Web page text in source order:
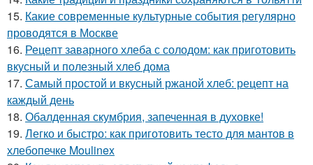
15. Какие современные культурные события регулярно
проводятся в Москве
16. Рецепт заварного хлеба с солодом: как приготовить
вкусный и полезный хлеб дома
17. Самый простой и вкусный ржаной хлеб: рецепт на
каждый день
18. Обалденная скумбрия, запеченная в духовке!
19. Легко и быстро: как приготовить тесто для мантов в
хлебопечке Moulinex